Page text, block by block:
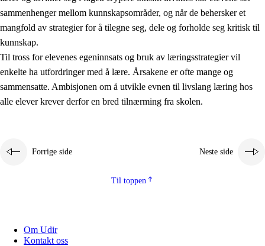
Å lære å lære
Tverrfaglige temaer
sammenhenger mellom kunnskapsområder, og når de behersker et
mangfold av strategier for å tilegne seg, dele og forholde seg kritisk til
kunnskap.
Til tross for elevenes egeninnsats og bruk av læringsstrategier vil
enkelte ha utfordringer med å lære. Årsakene er ofte mange og
sammensatte. Ambisjonen om å utvikle evnen til livslang læring hos
alle elever krever derfor en bred tilnærming fra skolen.
Forrige side Neste side
Til toppen
Om Udir
Kontakt oss